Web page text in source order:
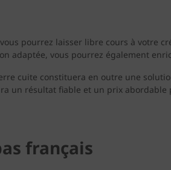
pourrez laisser libre cours à votre
adaptée, vous pourrez également
cuite constituera en outre une
un résultat fiable et un prix abordable
français